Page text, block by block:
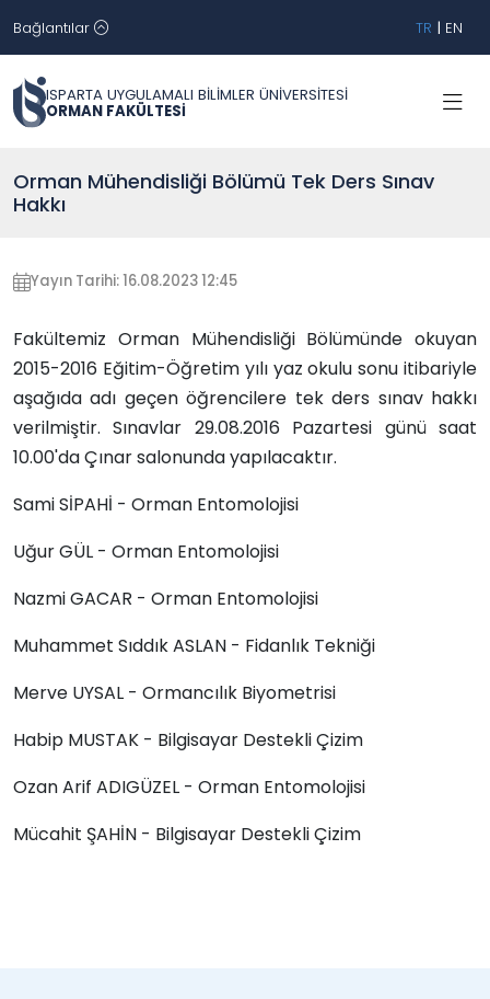
Bağlantılar TR | EN
ISPARTA UYGULAMALI BİLİMLER ÜNİVERSİTESİ
ORMAN FAKÜLTESİ
Orman Mühendisliği Bölümü Tek Ders Sınav
Hakkı
Yayın Tarihi: 16.08.2023 12:45
Fakültemiz Orman Mühendisliği Bölümünde okuyan
2015-2016 Eğitim-Öğretim yılı yaz okulu sonu itibariyle
aşağıda adı geçen öğrencilere tek ders sınav hakkı
verilmiştir. Sınavlar 29.08.2016 Pazartesi günü saat
10.00'da Çınar salonunda yapılacaktır.
Sami SİPAHİ - Orman Entomolojisi
Uğur GÜL - Orman Entomolojisi
Nazmi GACAR - Orman Entomolojisi
Muhammet Sıddık ASLAN - Fidanlık Tekniği
Merve UYSAL - Ormancılık Biyometrisi
Habip MUSTAK - Bilgisayar Destekli Çizim
Ozan Arif ADIGÜZEL - Orman Entomolojisi
Mücahit ŞAHİN - Bilgisayar Destekli Çizim